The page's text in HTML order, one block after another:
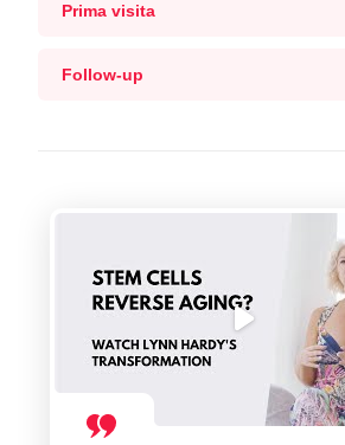
Prima visita
Follow-up